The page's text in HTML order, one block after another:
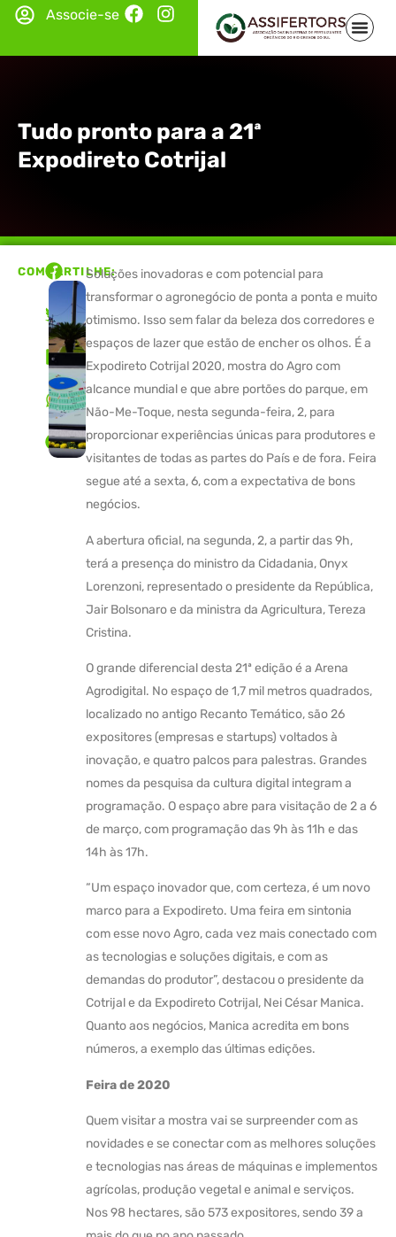
Associe-se
Tudo pronto para a 21ª
Expodireto Cotrijal
COMPARTILHE:Soluções inovadoras e com potencial para
transformar o agronegócio de ponta a ponta e muito
otimismo. Isso sem falar da beleza dos corredores e
espaços de lazer que estão de encher os olhos. É a
Expodireto Cotrijal 2020, mostra do Agro com
alcance mundial e que abre portões do parque, em
Não-Me-Toque, nesta segunda-feira, 2, para
proporcionar experiências únicas para produtores e
visitantes de todas as partes do País e de fora. Feira
segue até a sexta, 6, com a expectativa de bons
negócios.
A abertura oficial, na segunda, 2, a partir das 9h,
terá a presença do ministro da Cidadania, Onyx
Lorenzoni, representado o presidente da República,
Jair Bolsonaro e da ministra da Agricultura, Tereza
Cristina.
O grande diferencial desta 21ª edição é a Arena
Agrodigital. No espaço de 1,7 mil metros quadrados,
localizado no antigo Recanto Temático, são 26
expositores (empresas e startups) voltados à
inovação, e quatro palcos para palestras. Grandes
nomes da pesquisa da cultura digital integram a
programação. O espaço abre para visitação de 2 a 6
de março, com programação das 9h às 11h e das
14h às 17h.
“Um espaço inovador que, com certeza, é um novo
marco para a Expodireto. Uma feira em sintonia
com esse novo Agro, cada vez mais conectado com
as tecnologias e soluções digitais, e com as
demandas do produtor”, destacou o presidente da
Cotrijal e da Expodireto Cotrijal, Nei César Manica.
Quanto aos negócios, Manica acredita em bons
números, a exemplo das últimas edições.
Feira de 2020
Quem visitar a mostra vai se surpreender com as
novidades e se conectar com as melhores soluções
e tecnologias nas áreas de máquinas e implementos
agrícolas, produção vegetal e animal e serviços.
Nos 98 hectares, são 573 expositores, sendo 39 a